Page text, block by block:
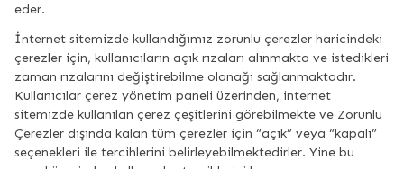
eder.
İnternet sitemizde kullandığımız zorunlu çerezler haricindeki
çerezler için, kullanıcıların açık rızaları alınmakta ve istedikleri
zaman rızalarını değiştirebilme olanağı sağlanmaktadır.
Kullanıcılar çerez yönetim paneli üzerinden, internet
sitemizde kullanılan çerez çeşitlerini görebilmekte ve Zorunlu
Çerezler dışında kalan tüm çerezler için “açık” veya “kapalı”
seçenekleri ile tercihlerini belirleyebilmektedirler. Yine bu